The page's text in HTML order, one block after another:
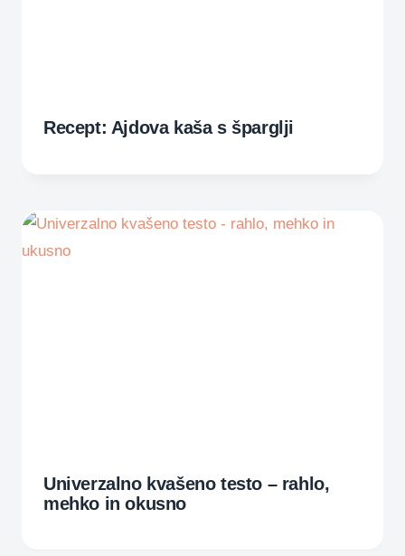
Recept: Ajdova kaša s šparglji
Univerzalno kvašeno testo – rahlo,
mehko in okusno